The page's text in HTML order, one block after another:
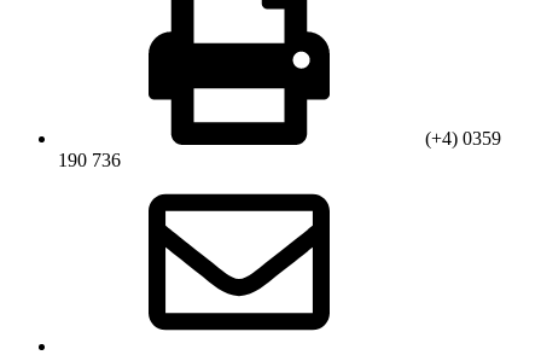
(+4) 0359
190 736